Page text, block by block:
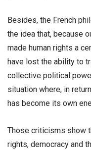
Besides, the French
the idea that, because
made human rights a
have lost the ability to
collective political
situation where, in
has become its own
Those criticisms show
rights, democracy and